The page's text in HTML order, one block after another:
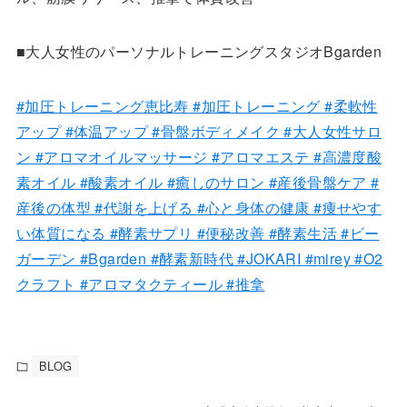
■大人女性のパーソナルトレーニングスタジオBgarden
#加圧トレーニング恵比寿 #加圧トレーニング #柔軟性
アップ#体温アップ#骨盤ボディメイク#大人女性サロ
ン #アロマオイルマッサージ #アロマエステ#高濃度酸
素オイル #酸素オイル #癒しのサロン #産後骨盤ケア#
産後の体型#代謝を上げる #心と身体の健康#痩せやす
い体質になる #酵素サプリ #便秘改善 #酵素生活#ビー
ガーデン #Bgarden #酵素新時代#JOKARI #mirey#O2
クラフト #アロマタクティール#推拿
BLOG